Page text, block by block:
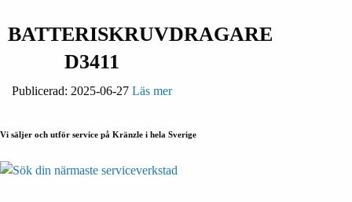
BATTERISKRUVDRAGARE
D3411
Publicerad: 2025-06-27 Läs mer
Vi säljer och utför service på Kränzle i hela Sverige